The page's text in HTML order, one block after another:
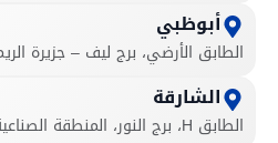
أبوظبي
الطابق الأرضي، برج ليف – جزيرة
الشارقة
الطابق H، برج النور، المنطقة الصناعية